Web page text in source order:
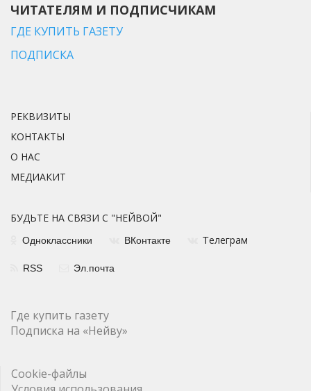
ЧИТАТЕЛЯМ И ПОДПИСЧИКАМ
ГДЕ КУПИТЬ ГАЗЕТУ
ПОДПИСКА
РЕКВИЗИТЫ
КОНТАКТЫ
О НАС
МЕДИАКИТ
БУДЬТЕ НА СВЯЗИ С "НЕЙВОЙ"
Одноклассники ВКонтакте Телеграм
RSS Эл.почта
Где купить газету
Подписка на «Нейву»
Cookie-файлы